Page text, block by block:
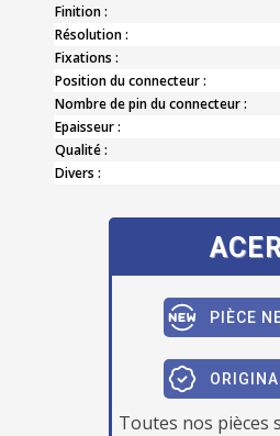
Finition :
Résolution :
Fixations :
Position du connecteur :
Nombre de pin du connecteur :
Epaisseur :
Qualité :
Divers :
PIÈCE
Toutes nos pièces